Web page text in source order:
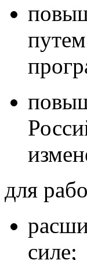
для
силе;